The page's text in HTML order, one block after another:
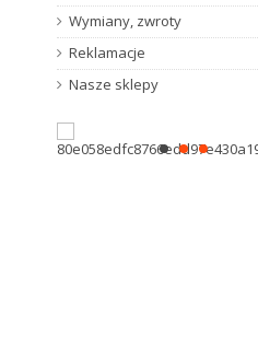
Wymiany, zwroty
Reklamacje
Nasze sklepy